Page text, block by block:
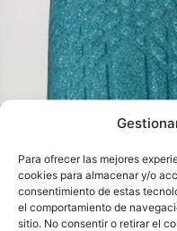
Para ofrecer las mejores
cookies para almacenar y/o
consentimiento de estas
el comportamiento de
sitio. No consentir o retirar el